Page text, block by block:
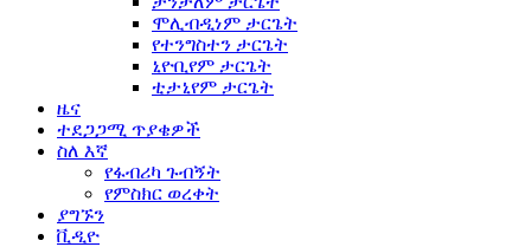
ሞሊብዲነም ታርጌት
የተንግስተን ታርጌት
ኒዮቢየም ታርጌት
ቲታኒየም ታርጌት
ዜና
ተደጋጋሚ ጥያቄዎች
ስለ እኛ
የፋብሪካ ጉብኝት
የምስክር ወረቀት
ያግኙን
ቪዲዮ